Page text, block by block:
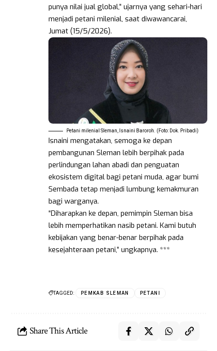
punya nilai jual global,” ujarnya yang sehari-hari
menjadi petani milenial, saat diwawancarai,
Jumat (15/5/2026).
Petani milenial Sleman, Isnaini Baroroh. (Foto: Dok. Pribadi)
Isnaini mengatakan, semoga ke depan
pembangunan Sleman lebih berpihak pada
perlindungan lahan abadi dan penguatan
ekosistem digital bagi petani muda, agar bumi
Sembada tetap menjadi lumbung kemakmuran
bagi warganya.
“Diharapkan ke depan, pemimpin Sleman bisa
lebih memperhatikan nasib petani. Kami butuh
kebijakan yang benar-benar berpihak pada
kesejahteraan petani,” ungkapnya. ***
TAGGED: PEMKAB SLEMAN PETANI
Share This Article